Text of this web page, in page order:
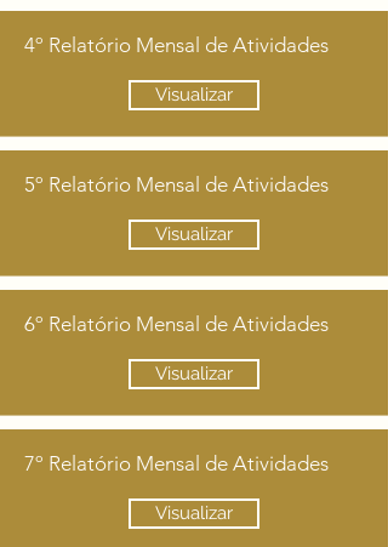
4º Relatório Mensal de Atividades
Visualizar
5º Relatório Mensal de Atividades
Visualizar
6º Relatório Mensal de Atividades
Visualizar
7º Relatório Mensal de Atividades
Visualizar